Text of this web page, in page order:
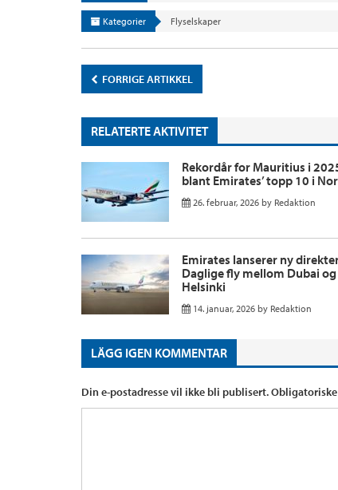
Kategorier Flyselskaper
FORRIGE ARTIKKEL
RELATERTE AKTIVITET
Rekordår for Mauritius i
blant Emirates’ topp 10 i
26. februar, 2026 by Redaktion
Emirates lanserer ny
Daglige fly mellom Dubai og
Helsinki
14. januar, 2026 by Redaktion
LÄGG IGEN KOMMENTAR
Din e-postadresse vil ikke bli publisert.